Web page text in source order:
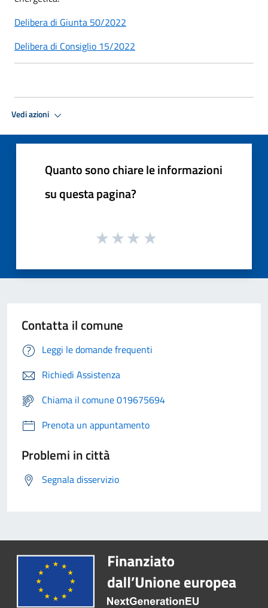
Delibera di Giunta 50/2022
Delibera di Consiglio 15/2022
Vedi azioni
Quanto sono chiare le informazioni
su questa pagina?
Contatta il comune
Leggi le domande frequenti
Richiedi Assistenza
Chiama il comune 019675694
Prenota un appuntamento
Problemi in città
Segnala disservizio